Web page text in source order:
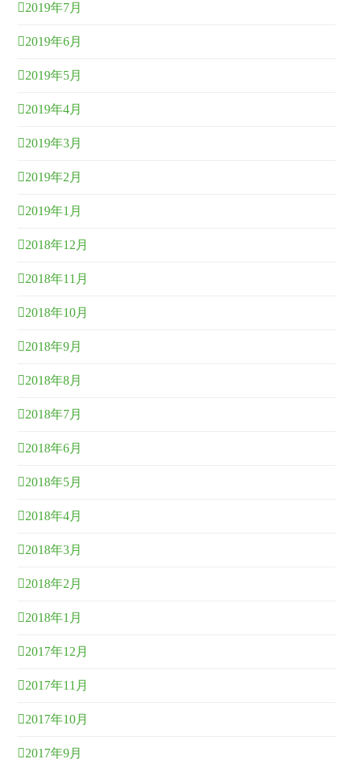
2019年7月
2019年6月
2019年5月
2019年4月
2019年3月
2019年2月
2019年1月
2018年12月
2018年11月
2018年10月
2018年9月
2018年8月
2018年7月
2018年6月
2018年5月
2018年4月
2018年3月
2018年2月
2018年1月
2017年12月
2017年11月
2017年10月
2017年9月